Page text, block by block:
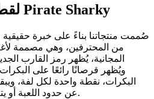
لقطات شاشة من لعبة Pirate Sharky
صُممت منتجاتنا بناءً على خبرة
من المحترفين، وهي مصممة
المجانية، يُظهر رمز القارب
ويُظهر قرصانًا رائعًا على
البكرات، نقطة واحدة لكل لفة،
عن حدود اللعبة أو يتعرض لهجوم من رمز القرش.